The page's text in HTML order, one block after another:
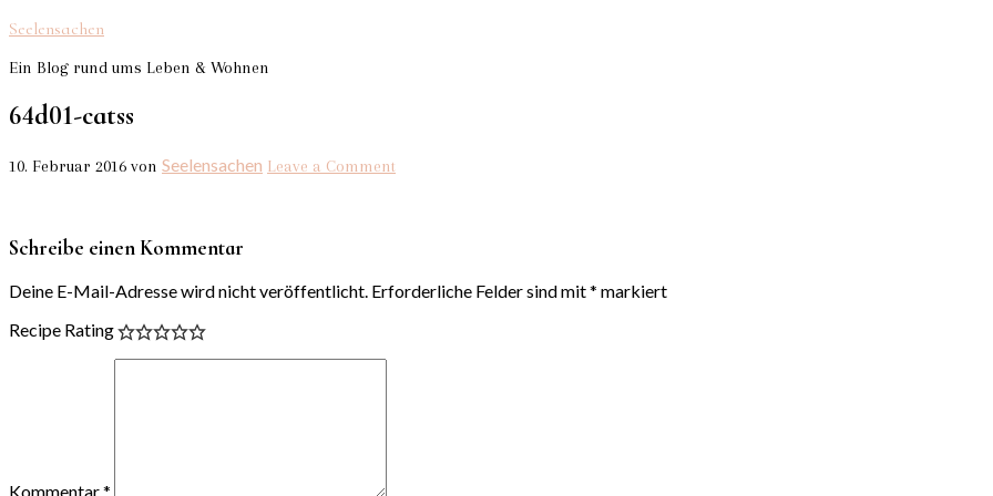
Seelensachen
Ein Blog rund ums Leben & Wohnen
64d01-catss
10. Februar 2016 von Seelensachen Leave a Comment
Schreibe einen Kommentar
Deine E-Mail-Adresse wird nicht veröffentlicht. Erforderliche Felder sind mit* markiert
Recipe Rating
Kommentar*